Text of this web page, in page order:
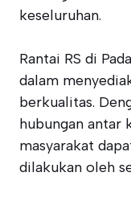
keseluruhan.
Rantai RS di
dalam
berkualitas.
hubungan antar
masyarakat
dilakukan oleh